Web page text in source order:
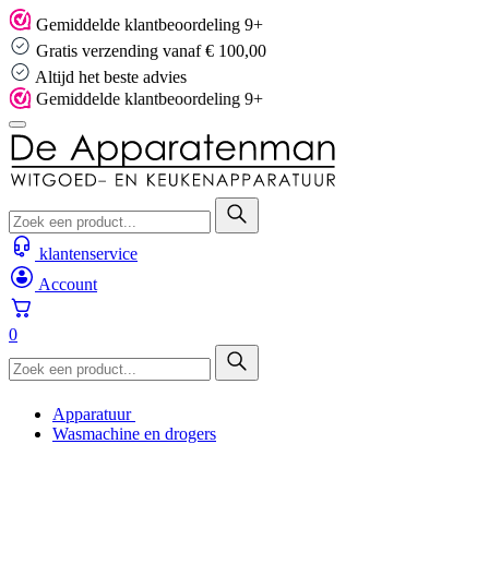
Skip
to
content
Gemiddelde klantbeoordeling 9+
Gratis verzending vanaf € 100,00
Altijd het beste advies
Gemiddelde klantbeoordeling 9+
klantenservice
Account
0
Apparatuur
Wasmachine en drogers